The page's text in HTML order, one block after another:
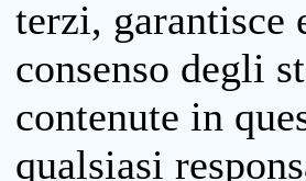
terzi, garantisce
consenso degli
contenute in
qualsiasi